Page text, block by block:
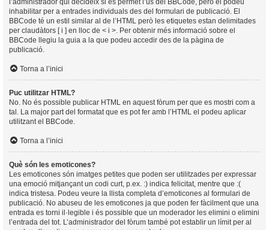
inhabilitar per a entrades individuals des del formulari de publicació. El
BBCode té un estil similar al de l’HTML però les etiquetes estan delimitades
per claudàtors [ i ] en lloc de < i >. Per obtenir més informació sobre el
BBCode llegiu la guia a la que podeu accedir des de la pàgina de
publicació.
Torna a l’inici
Puc utilitzar HTML?
No. No és possible publicar HTML en aquest fòrum per que es mostri com a
tal. La major part del formatat que es pot fer amb l’HTML el podeu aplicar
utilitzant el BBCode.
Torna a l’inici
Què són les emoticones?
Les emoticones són imatges petites que poden ser utilitzades per expressar
una emoció mitjançant un codi curt, p.ex. :) indica felicitat, mentre que :(
indica tristesa. Podeu veure la llista completa d’emoticones al formulari de
publicació. No abuseu de les emoticones ja que poden fer fàcilment que una
entrada es torni il·legible i és possible que un moderador les elimini o elimini
l’entrada del tot. L’administrador del fòrum també pot establir un límit per al